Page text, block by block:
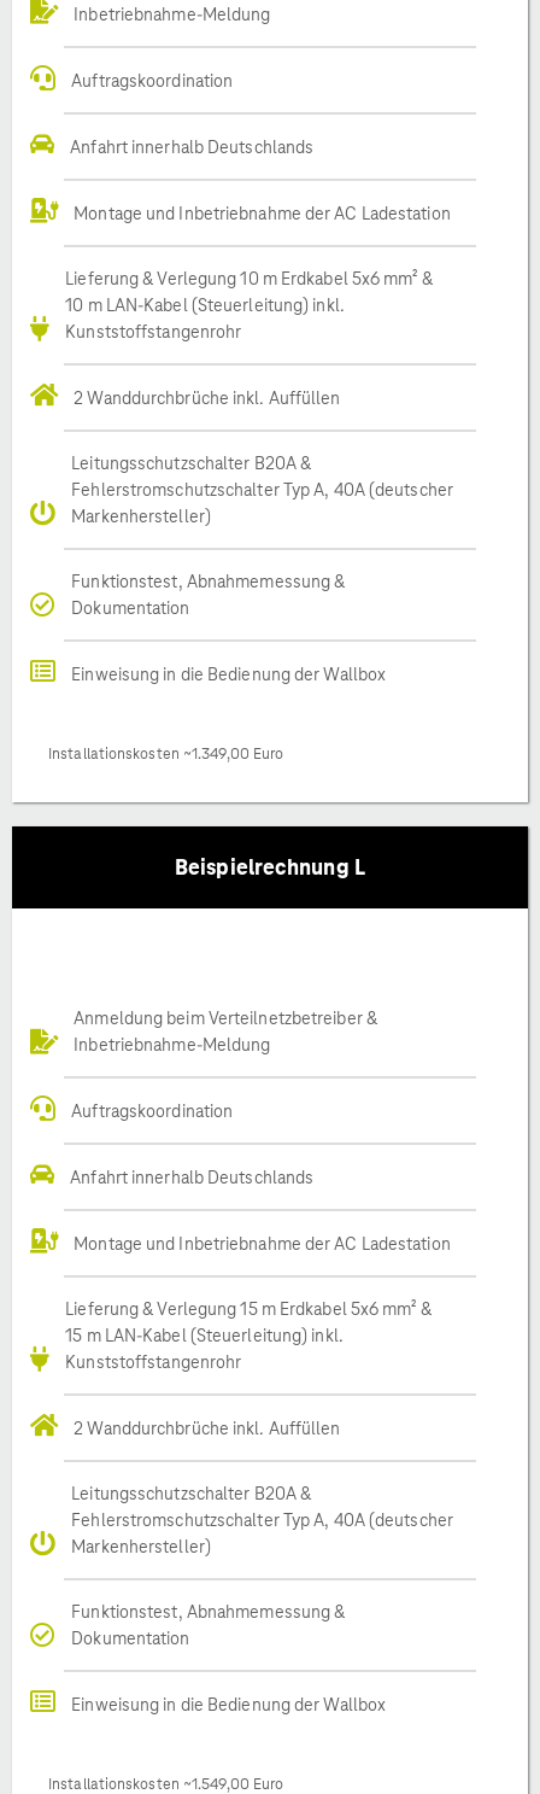
Inbetriebnahme-Meldung
Auftragskoordination
Anfahrt innerhalb Deutschlands
Montage und Inbetriebnahme der AC Ladestation
Lieferung & Verlegung 10 m Erdkabel 5x6 mm² &
10 m LAN-Kabel (Steuerleitung) inkl.
Kunststoffstangenrohr
2 Wanddurchbrüche inkl. Auffüllen
Leitungsschutzschalter B20A &
Fehlerstromschutzschalter Typ A, 40A (deutscher
Markenhersteller)
Funktionstest, Abnahmemessung &
Dokumentation
Einweisung in die Bedienung der Wallbox
Installationskosten ~1.349,00 Euro
Beispielrechnung L
Anmeldung beim Verteilnetzbetreiber &
Inbetriebnahme-Meldung
Auftragskoordination
Anfahrt innerhalb Deutschlands
Montage und Inbetriebnahme der AC Ladestation
Lieferung & Verlegung 15 m Erdkabel 5x6 mm² &
15 m LAN-Kabel (Steuerleitung) inkl.
Kunststoffstangenrohr
2 Wanddurchbrüche inkl. Auffüllen
Leitungsschutzschalter B20A &
Fehlerstromschutzschalter Typ A, 40A (deutscher
Markenhersteller)
Funktionstest, Abnahmemessung &
Dokumentation
Einweisung in die Bedienung der Wallbox
Installationskosten ~1.549,00 Euro